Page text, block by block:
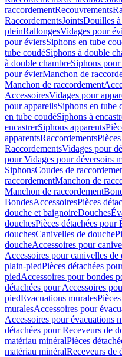
raccordementRecouvrements
RaccordementsJointsDouilles à
pleinRallongesVidages pour
pour éviersSiphons en tube
tube coudéSiphons à double
à double chambreSiphons
pour évierManchon de
Manchon de raccordement
AccessoiresVidages pour
pour appareilsSiphons en tube
en tube coudéSiphons à
encastrerSiphons apparents
apparentsRaccordements
RaccordementsVidages pour
pour Vidages pour déversoirs
SiphonsCoudes de
raccordementManchon de
Manchon de raccordement
BondesAccessoiresPièces
douche et baignoireDouches
douchesPièces détachées pour
douchesCanivelles de douche
doucheAccessoires pour
Accessoires pour canivelles de
plain-piedPièces détachées
piedAccessoires pour bondes
détachées pour Accessoires
piedEvacuations murales
muralesAccessoires pour
Accessoires pour évacuations
détachées pour Receveurs de
matériau minéralPièces
matériau minéralReceveurs de